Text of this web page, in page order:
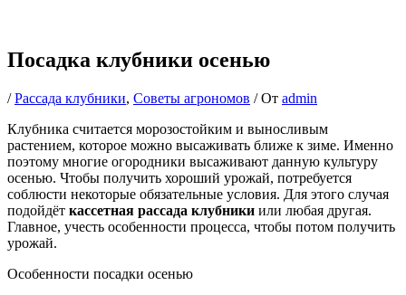
Посадка клубники осенью
/Рассада клубники, Советы агрономов / От admin
Клубника считается морозостойким и выносливым
растением, которое можно высаживать ближе к зиме. Именно
поэтому многие огородники высаживают данную культуру
осенью. Чтобы получить хороший урожай, потребуется
соблюсти некоторые обязательные условия. Для этого случая
подойдёт кассетная рассада клубники или любая другая.
Главное, учесть особенности процесса, чтобы потом получить
урожай.
Особенности посадки осенью